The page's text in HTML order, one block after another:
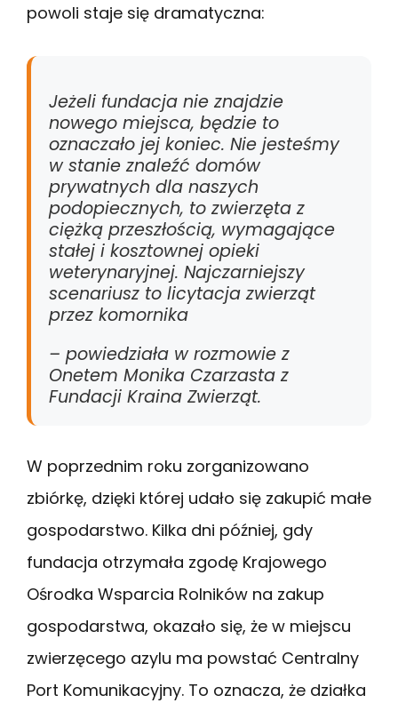
powoli staje się dramatyczna:
Jeżeli fundacja nie znajdzie
nowego miejsca, będzie to
oznaczało jej koniec. Nie jesteśmy
w stanie znaleźć domów
prywatnych dla naszych
podopiecznych, to zwierzęta z
ciężką przeszłością, wymagające
stałej i kosztownej opieki
weterynaryjnej. Najczarniejszy
scenariusz to licytacja zwierząt
przez komornika
– powiedziała w rozmowie z
Onetem Monika Czarzasta z
Fundacji Kraina Zwierząt.
W poprzednim roku zorganizowano
zbiórkę, dzięki której udało się zakupić małe
gospodarstwo. Kilka dni później, gdy
fundacja otrzymała zgodę Krajowego
Ośrodka Wsparcia Rolników na zakup
gospodarstwa, okazało się, że w miejscu
zwierzęcego azylu ma powstać Centralny
Port Komunikacyjny. To oznacza, że działka